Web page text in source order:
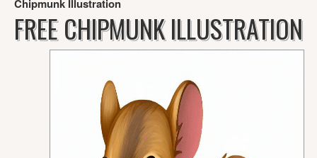
Chipmunk Illustration
FREE CHIPMUNK ILLUSTRATION